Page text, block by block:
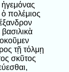
ἡγεμόνας
πολέμιος
τῇ τόλμῃ
σκῦτος